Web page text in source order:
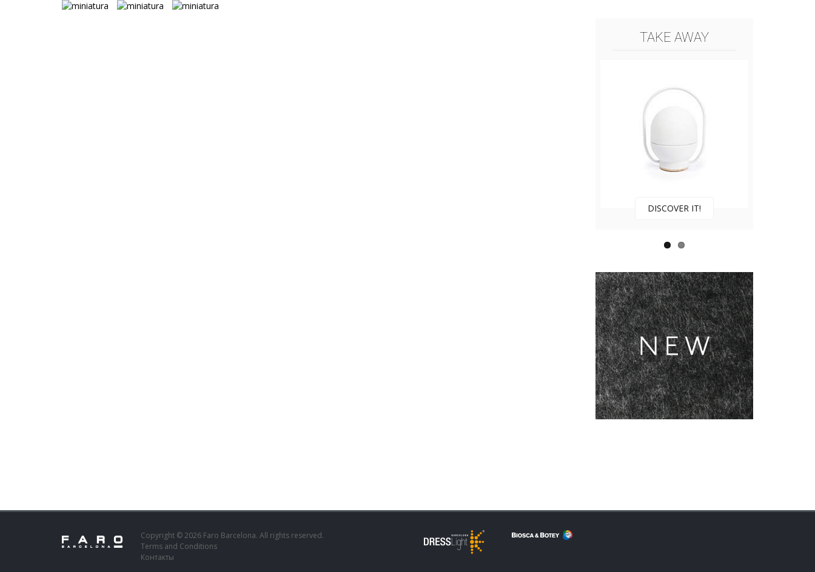
TAKE AWAY
DISCOVER IT!
Copyright © 2026 Faro Barcelona. All rights reserved.
Terms and Conditions
Контакты